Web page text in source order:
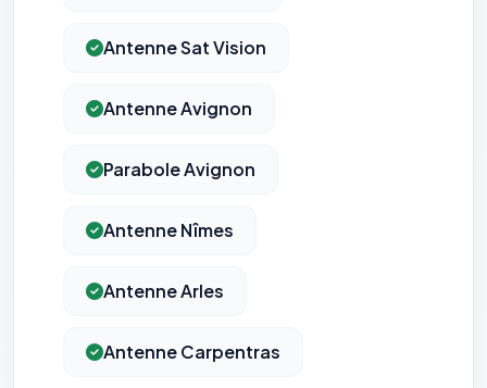
Antenne Sat Vision
Antenne Avignon
Parabole Avignon
Antenne Nîmes
Antenne Arles
Antenne Carpentras